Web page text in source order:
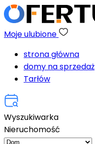
Moje ulubione
strona główna
domy na sprzedaż
Tarłów
Wyszukiwarka
Nieruchomość